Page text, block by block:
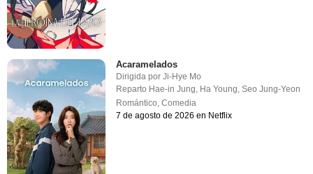
Acaramelados
Dirigida porJi-Hye Mo
Reparto Hae-in Jung, Ha Young,Seo Jung-Yeon
Romántico,Comedia
7 de agosto de 2026 en Netflix